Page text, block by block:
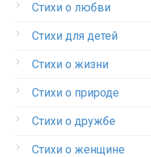
Стихи о любви
Стихи для детей
Стихи о жизни
Стихи о природе
Стихи о дружбе
Стихи о женщине